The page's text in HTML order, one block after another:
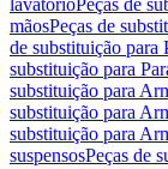
lavatórioPeças de
mãosPeças de
de substituição para
substituição para
substituição para
substituição para
substituição para
suspensosPeças de